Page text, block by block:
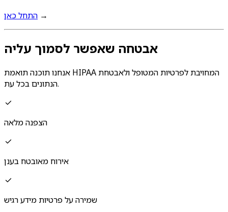
התחל כאן →
אבטחה שאפשר לסמוך עליה
אנחנו תוכנה תואמת HIPAA המחויבת לפרטיות המטופל ולאבטחת
הנתונים בכל עת.
הצפנה מלאה
אירוח מאובטח בענן
שמירה על פרטיות מידע רגיש